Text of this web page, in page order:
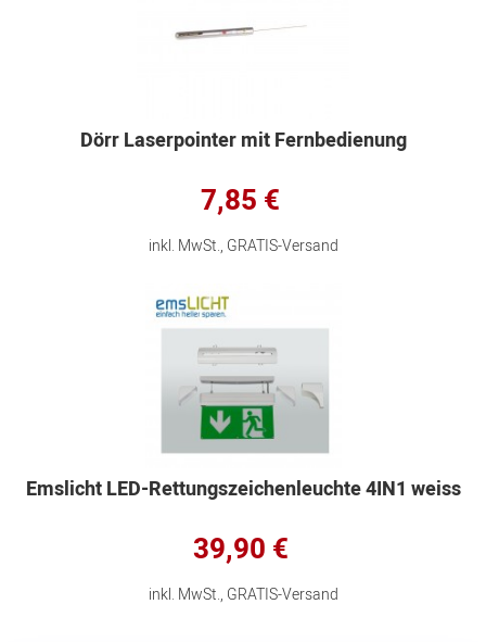
Dörr Laserpointer mit Fernbedienung
7,85 €
inkl. MwSt., GRATIS-Versand
Emslicht LED-Rettungszeichenleuchte 4IN1 weiss
39,90 €
inkl. MwSt., GRATIS-Versand